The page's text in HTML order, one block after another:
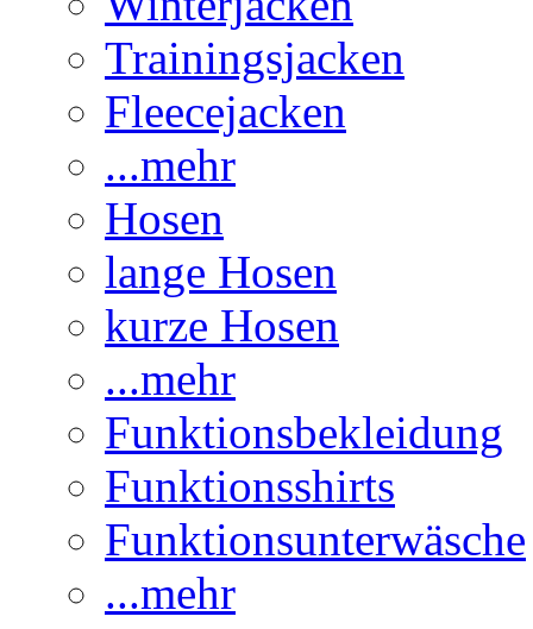
Trainingsjacken
Fleecejacken
...mehr
Hosen
lange Hosen
kurze Hosen
...mehr
Funktionsbekleidung
Funktionsshirts
Funktionsunterwäsche
...mehr